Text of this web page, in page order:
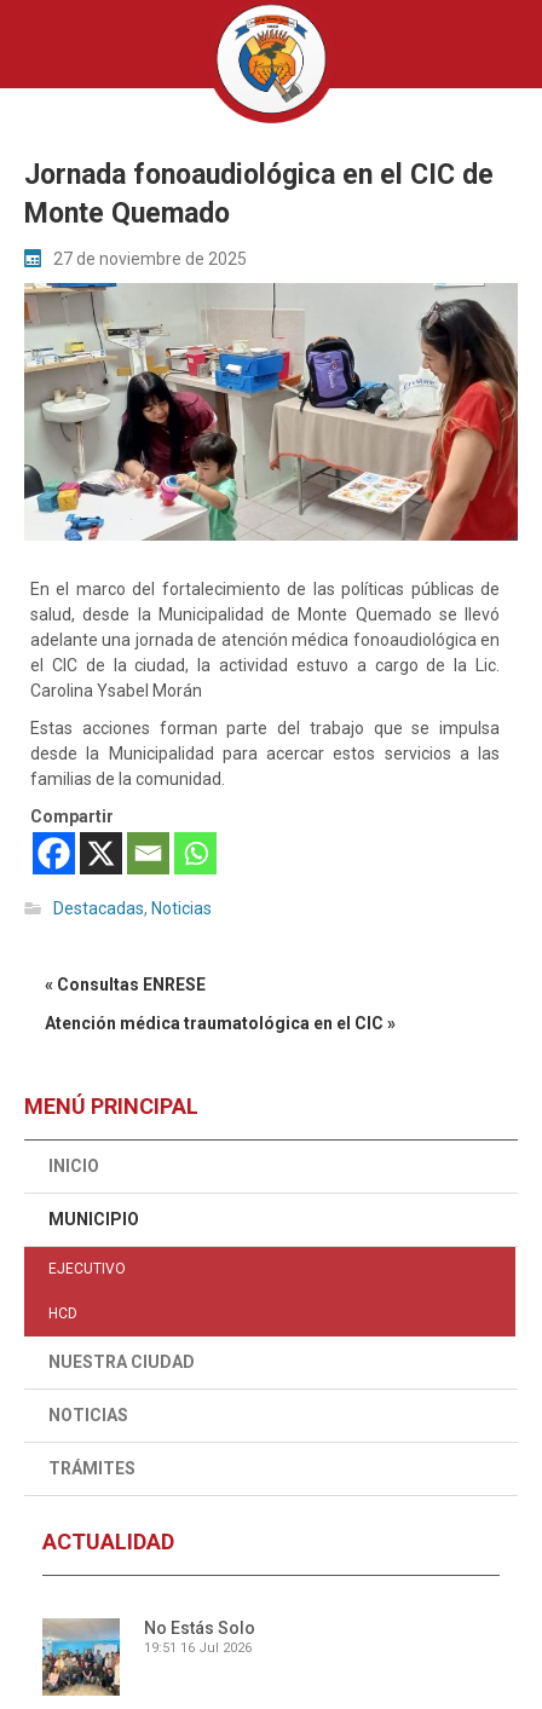
Jornada fonoaudiológica en el CIC de
Monte Quemado
27 de noviembre de 2025
Enel marco del fortalecimiento de las políticas públicas de
salud, desde la Municipalidad de Monte Quemado se llevó
adelante una jornada de atención médica fonoaudiológica en
el CIC de la ciudad, la actividad estuvo a cargo de la Lic.
Carolina Ysabel Morán
Estas acciones forman parte del trabajo que se impulsa
desde la Municipalidad para acercar estos servicios a las
familias de la comunidad.
Compartir
Destacadas, Noticias
« Consultas ENRESE
Atención médica traumatológica en el CIC »
MENÚ PRINCIPAL
INICIO
MUNICIPIO
EJECUTIVO
HCD
NUESTRA CIUDAD
NOTICIAS
TRÁMITES
ACTUALIDAD
No Estás Solo
19:51 16 Jul 2026